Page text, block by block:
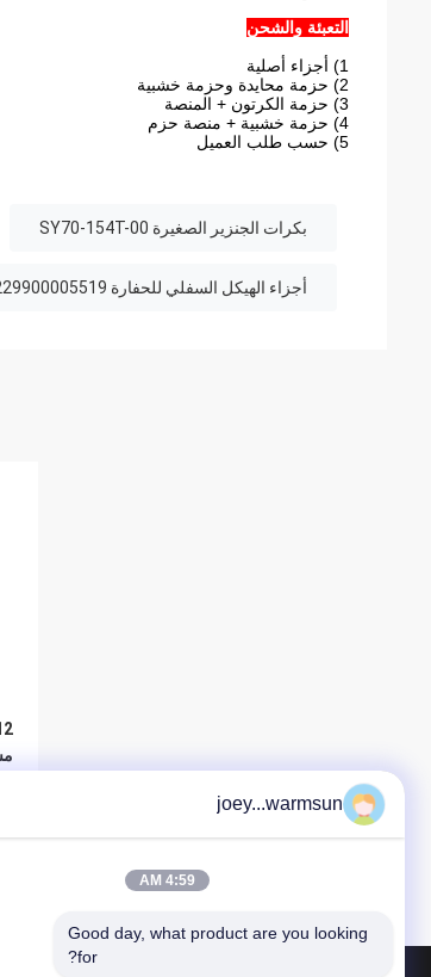
التعبئة والشحن
1) أجزاء أصلية
2) حزمة محايدة وحزمة خشبية
3) حزمة الكرتون + المنصة
4) حزمة خشبية + منصة حزم
5) حسب طلب العميل
بكرات الجنزير الصغيرة SY70-154T-00
أجزاء الهيكل السفلي للحفارة A229900005519
joey...warmsun
4:59 AM
Good day, what product are you looking
for?